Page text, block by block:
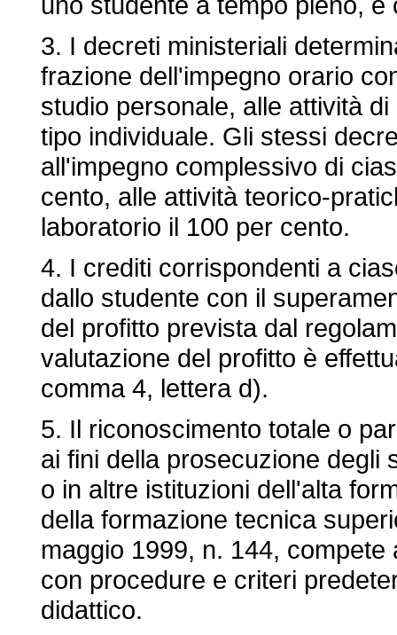
3. I decreti ministeriali
frazione dell'impegno orario
studio personale, alle attività
tipo individuale. Gli stessi
all'impegno complessivo di
cento, alle attività teorico-
laboratorio il 100 per cento.
4. I crediti corrispondenti a
dallo studente con il
del profitto prevista dal
valutazione del profitto è
comma 4, lettera d).
5. Il riconoscimento totale o
ai fini della prosecuzione degli
o in altre istituzioni dell'alta
della formazione tecnica
maggio 1999, n. 144,
con procedure e criteri
didattico.